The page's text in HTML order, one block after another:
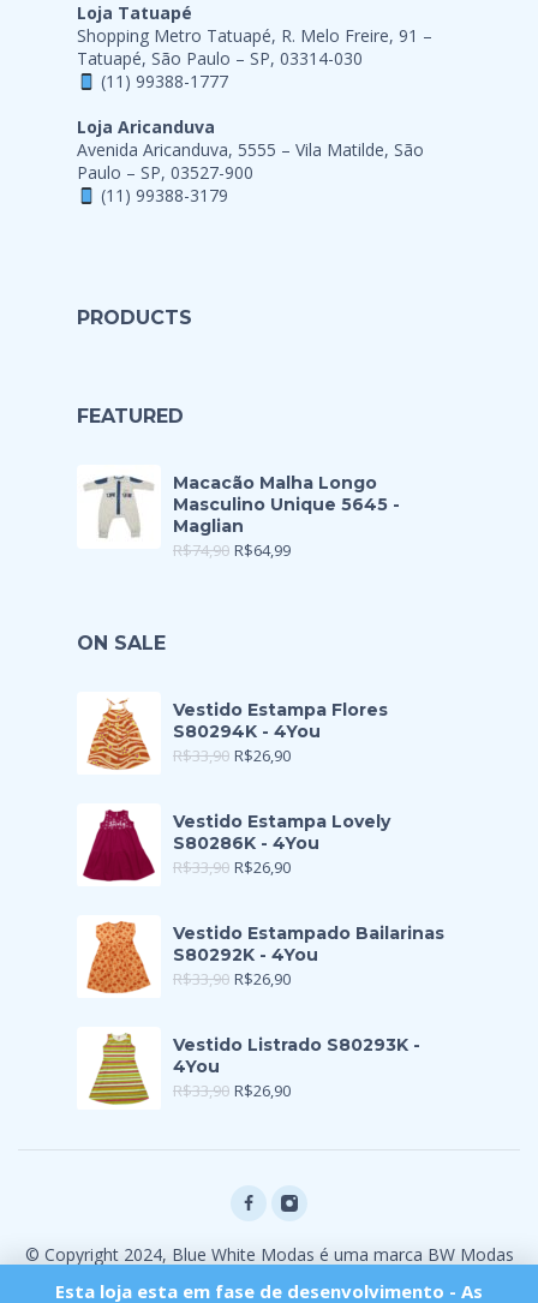
Loja Tatuapé
Shopping Metro Tatuapé, R. Melo Freire, 91 –
Tatuapé, São Paulo – SP, 03314-030
(11) 99388-1777
Loja Aricanduva
Avenida Aricanduva, 5555 – Vila Matilde, São
Paulo – SP, 03527-900
(11) 99388-3179
PRODUCTS
FEATURED
Macacão Malha Longo
Masculino Unique 5645 -
Maglian
R$74,90 R$64,99
ON SALE
Vestido Estampa Flores
S80294K - 4You
R$33,90 R$26,90
Vestido Estampa Lovely
S80286K - 4You
R$33,90 R$26,90
Vestido Estampado Bailarinas
S80292K - 4You
R$33,90 R$26,90
Vestido Listrado S80293K -
4You
R$33,90 R$26,90
© Copyright 2024, Blue White Modas é uma marca BW Modas
Esta loja esta em fase de desenvolvimento - As